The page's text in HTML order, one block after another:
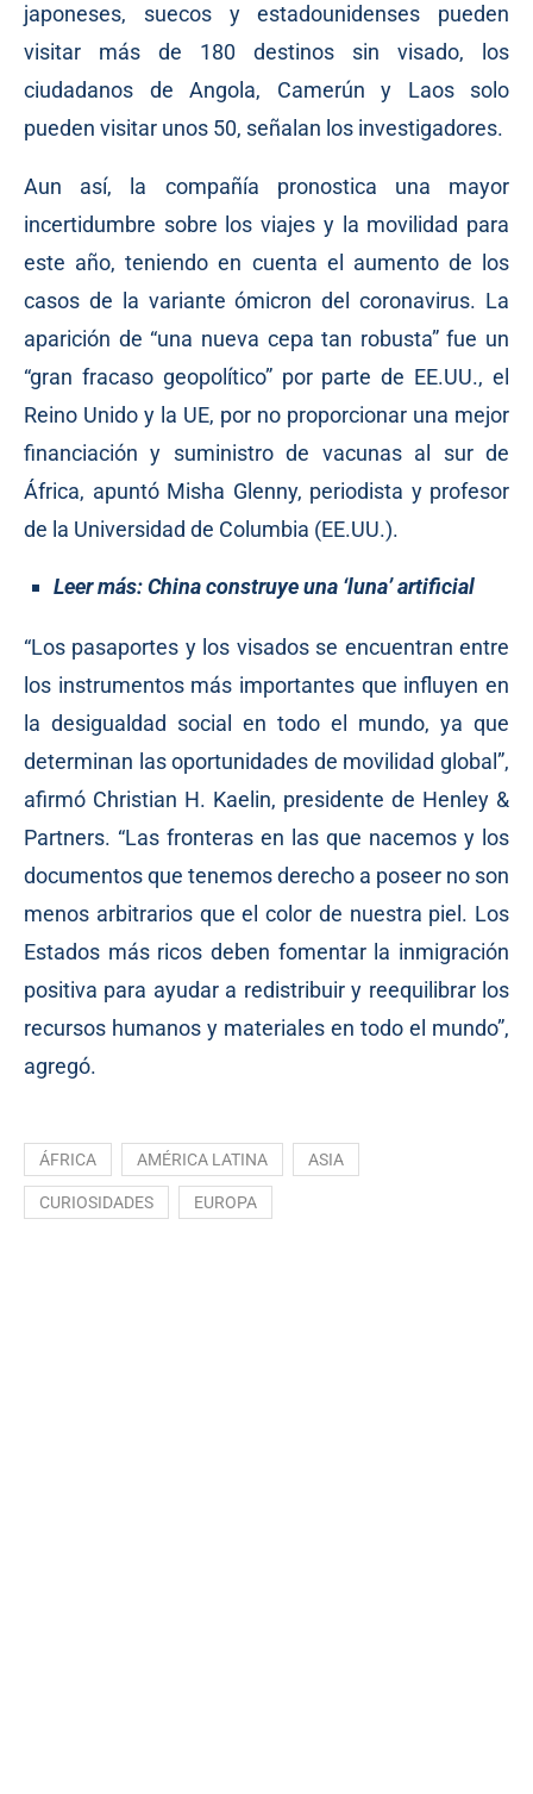
japoneses, suecos y estadounidenses pueden
visitar más de 180 destinos sin visado, los
ciudadanos de Angola, Camerún y Laos solo
pueden visitar unos 50, señalan los investigadores.
Aun así, la compañía pronostica una mayor
incertidumbre sobre los viajes y la movilidad para
este año, teniendo en cuenta el aumento de los
casos de la variante ómicron del coronavirus. La
aparición de “una nueva cepa tan robusta” fue un
“gran fracaso geopolítico” por parte de EE.UU., el
Reino Unido y la UE, por no proporcionar una mejor
financiación y suministro de vacunas al sur de
África, apuntó Misha Glenny, periodista y profesor
de la Universidad de Columbia (EE.UU.).
Leer más:China construye una ‘luna’ artificial
“Los pasaportes y los visados se encuentran entre
los instrumentos más importantes que influyen en
la desigualdad social en todo el mundo, ya que
determinan las oportunidades de movilidad global”,
afirmó Christian H. Kaelin, presidente de Henley &
Partners. “Las fronteras en las que nacemos y los
documentos que tenemos derecho a poseer no son
menos arbitrarios que el color de nuestra piel. Los
Estados más ricos deben fomentar la inmigración
positiva para ayudar a redistribuir y reequilibrar los
recursos humanos y materiales en todo el mundo”,
agregó.
ÁFRICA AMÉRICA LATINA ASIA
CURIOSIDADES EUROPA